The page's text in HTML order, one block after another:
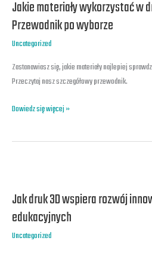
Jakie materiały wykorzystać w
Przewodnik po wyborze
Uncategorized
Zastanawiasz się, jakie materiały najlepiej
Przeczytaj nasz szczegółowy przewodnik.
wykorzystać
w
3D
na
zamówienie?
po
Dowiedz się więcej »
Jak druk 3D wspiera rozwój
edukacyjnych
Uncategorized
3D
wspiera
innowacyjnych